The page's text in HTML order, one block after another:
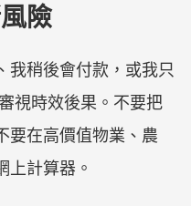
險
我稍後會付款，或我只
視時效後果。不要把
要在高價值物業、農
上計算器。